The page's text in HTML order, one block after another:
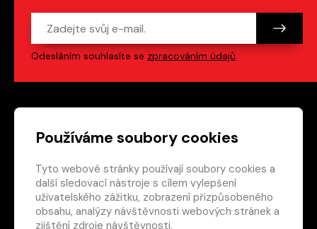
Používáme soubory cookies
Tyto webové stránky používají soubory cookies a
další sledovací nástroje s cílem vylepšení
uživatelského zážitku, zobrazení přizpůsobeného
obsahu, analýzy návštěvnosti webových stránek a
zjištění zdroje návštěvnosti.
Odesláním souhlasíte se zpracováním údajů.
Patička webu Odkazy na sociální
Vedlejší navigace
redakce@crew.cz
Ochrana soukromí
Nastavení cookies